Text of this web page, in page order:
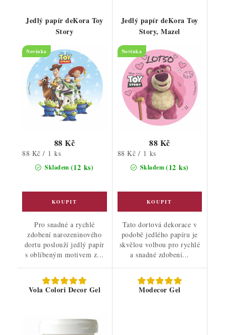
Jedlý papír deKora Toy
Story
Novinka
Skladem (12 ks)
88 Kč
Měrná
cena:
88 Kč / 1 ks
Pro snadné a rychlé
zdobení narozeninového
dortu poslouží jedlý papír
s oblíbeným motivem z...
Jedlý papír deKora Toy
Story, Mazel
Novinka
Skladem(12 ks)
88 Kč
Měrná
cena:
88 Kč / 1 ks
Tato dortová dekorace v
podobě jedlého papíru je
skvělou volbou pro rychlé
a snadné zdobení...
Vola Colori Decor Gel Modecor Gel